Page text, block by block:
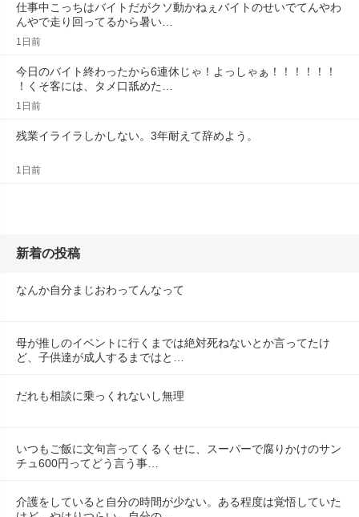
仕事中こっちはバイトだがクソ動かねぇバイトのせいでてんやわ
んやで走り回ってるから暑い…
1日前
今日のバイト終わったから6連休じゃ！よっしゃぁ！！！！！！
！くそ客には、タメ口舐めた…
1日前
残業イライラしかしない。3年耐えて辞めよう。
1日前
新着の投稿
なんか自分まじおわってんなって
母が推しのイベントに行くまでは絶対死ねないとか言ってたけ
ど、子供達が成人するまではと…
だれも相談に乗っくれないし無理
いつもご飯に文句言ってくるくせに、スーパーで腐りかけのサン
チュ600円ってどう言う事…
介護をしていると自分の時間が少ない。ある程度は覚悟していた